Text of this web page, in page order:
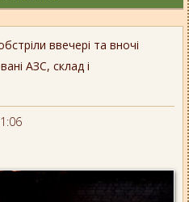
ввечері та вночі
АЗС, склад і